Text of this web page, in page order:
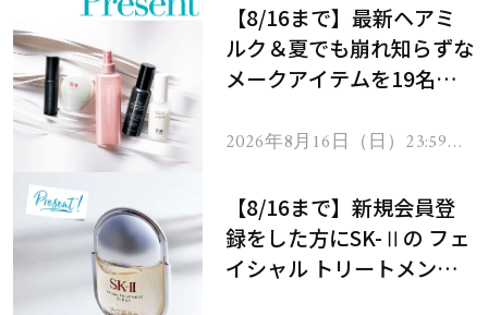
【8/16まで】最新ヘアミ
ルク＆夏でも崩れ知らずな
メークアイテムを19名様
2026年8月16日（日）23:59ま
【8/16まで】新規会員登
録をした方にSK-Ⅱの フェ
イシャル トリートメント